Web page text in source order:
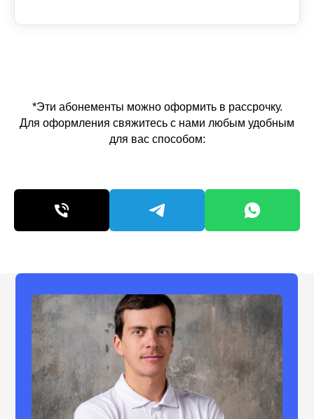
*Эти абонементы можно оформить в рассрочку.
Для оформления свяжитесь с нами любым удобным
для вас способом: